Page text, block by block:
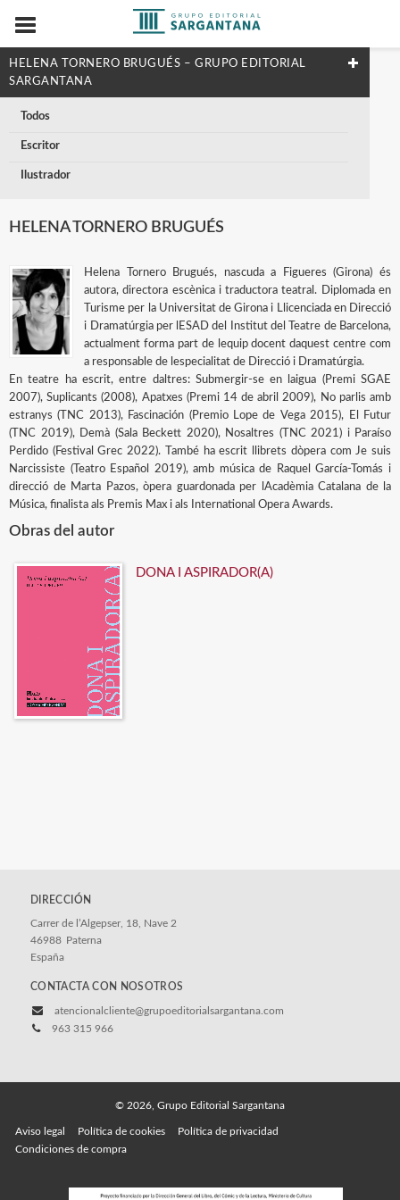
HELENA TORNERO BRUGUÉS – GRUPO EDITORIAL
SARGANTANA
Todos
Escritor
Ilustrador
HELENA TORNERO BRUGUÉS
Helena Tornero Brugués, nascuda a Figueres (Girona) és
autora, directora escènica i traductora teatral. Diplomada en
Turisme per la Universitat de Girona i Llicenciada en Direcció
i Dramatúrgia per lESAD del Institut del Teatre de Barcelona,
actualment forma part de lequip docent daquest centre com
a responsable de lespecialitat de Direcció i Dramatúrgia.
En teatre ha escrit, entre daltres: Submergir-se en laigua (Premi SGAE
2007), Suplicants (2008), Apatxes (Premi 14 de abril 2009), No parlis amb
estranys (TNC 2013), Fascinación (Premio Lope de Vega 2015), El Futur
(TNC 2019), Demà (Sala Beckett 2020), Nosaltres (TNC 2021) i Paraíso
Perdido (Festival Grec 2022). També ha escrit llibrets dòpera com Je suis
Narcissiste (Teatro Español 2019), amb música de Raquel García-Tomás i
direcció de Marta Pazos, òpera guardonada per lAcadèmia Catalana de la
Música, finalista als Premis Max i als International Opera Awards.
Obras del autor
DONA I ASPIRADOR(A)
DIRECCIÓN
Carrer de l’Algepser, 18, Nave 2
46988 Paterna
España
CONTACTA CON NOSOTROS
atencionalcliente@grupoeditorialsargantana.com
963 315 966
© 2026, Grupo Editorial Sargantana
Aviso legal Política de cookies
Política de privacidad
Condiciones de compra